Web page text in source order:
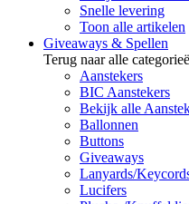
Snelle levering
Toon alle artikelen
Giveaways & Spellen
Terug naar alle
Aanstekers
BIC Aanstekers
Bekijk alle
Ballonnen
Buttons
Giveaways
Lanyards/
Lucifers